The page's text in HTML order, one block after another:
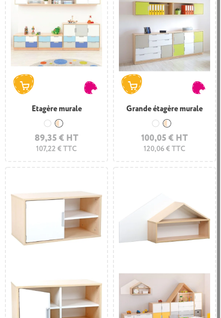
Etagère murale
89,35 € HT
107,22 € TTC
BlancBois et blanc
Grande étagère murale
100,05 € HT
120,06 € TTC
BlancBois et blanc